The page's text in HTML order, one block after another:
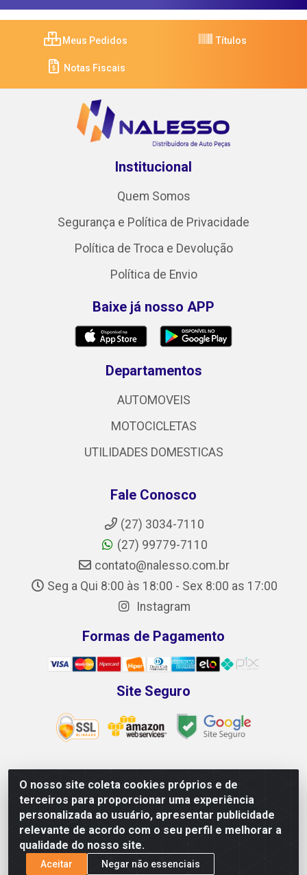
O nosso site coleta cookies próprios e de
terceiros para proporcionar uma experiência
personalizada ao usuário, apresentar publicidade
relevante de acordo com o seu perfil e melhorar a
qualidade do nosso site.
Aceitar Negar não essenciais
Meus Pedidos Títulos
Notas Fiscais
Institucional
Quem Somos
Segurança e Política de Privacidade
Política de Troca e Devolução
Política de Envio
Baixe já nosso APP
Departamentos
AUTOMOVEIS
MOTOCICLETAS
UTILIDADES DOMESTICAS
Fale Conosco
(27) 3034-7110
(27) 99779-7110
contato@nalesso.com.br
Seg a Qui 8:00 às 18:00 - Sex 8:00 as 17:00
Instagram
Formas de Pagamento
Site Seguro
NALESSO DISTRIBUIDORA DE AUTO PEÇAS LTDA - CNPJ
29.722.419/0001-39 - Rua Paulo Afonso, 10 - Galpão 02 e 03 -
Alecrim, Vila Velha/ES - CEP 29118-033